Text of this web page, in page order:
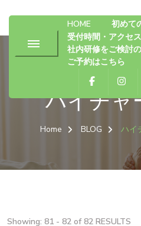
HOME 初めて
受付時間・アクセス
社内研修をご検討
ご予約はこちら
ハイチャ
Home BLOG ハイ
Showing: 81 - 82 of 82 RESULTS